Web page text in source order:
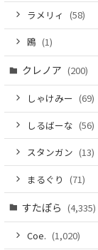
ラメリィ (58)
鴎 (1)
クレノア (200)
しゃけみー (69)
しるばーな (56)
スタンガン (13)
まるぐり (71)
すたぽら (4,335)
Coe. (1,020)